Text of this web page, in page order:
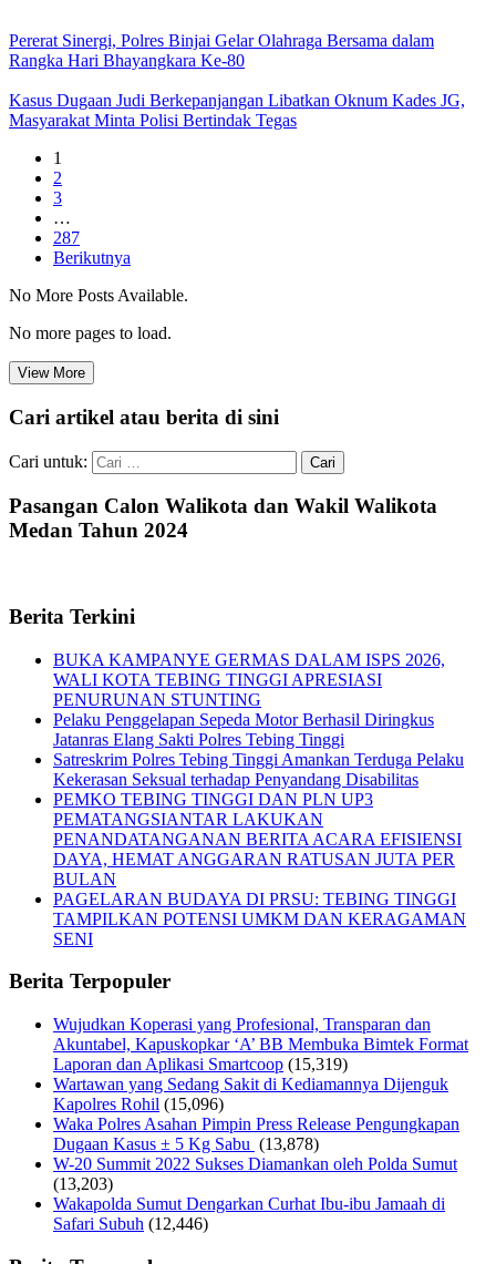
Pererat Sinergi, Polres Binjai Gelar Olahraga Bersama dalam
Rangka Hari Bhayangkara Ke-80
Kasus Dugaan Judi Berkepanjangan Libatkan Oknum Kades JG,
Masyarakat Minta Polisi Bertindak Tegas
1
2
3
…
287
Berikutnya
No More Posts Available.
No more pages to load.
View More
Cari artikel atau berita di sini
Cari untuk:
Pasangan Calon Walikota dan Wakil Walikota
Medan Tahun 2024
Berita Terkini
BUKA KAMPANYE GERMAS DALAM ISPS 2026,
WALI KOTA TEBING TINGGI APRESIASI
PENURUNAN STUNTING
Pelaku Penggelapan Sepeda Motor Berhasil Diringkus
Jatanras Elang Sakti Polres Tebing Tinggi
Satreskrim Polres Tebing Tinggi Amankan Terduga Pelaku
Kekerasan Seksual terhadap Penyandang Disabilitas
PEMKO TEBING TINGGI DAN PLN UP3
PEMATANGSIANTAR LAKUKAN
PENANDATANGANAN BERITA ACARA EFISIENSI
DAYA, HEMAT ANGGARAN RATUSAN JUTA PER
BULAN
PAGELARAN BUDAYA DI PRSU: TEBING TINGGI
TAMPILKAN POTENSI UMKM DAN KERAGAMAN
SENI
Berita Terpopuler
Wujudkan Koperasi yang Profesional, Transparan dan
Akuntabel, Kapuskopkar ‘A’ BB Membuka Bimtek Format
Laporan dan Aplikasi Smartcoop (15,319)
Wartawan yang Sedang Sakit di Kediamannya Dijenguk
Kapolres Rohil (15,096)
Waka Polres Asahan Pimpin Press Release Pengungkapan
Dugaan Kasus ± 5 Kg Sabu (13,878)
W-20 Summit 2022 Sukses Diamankan oleh Polda Sumut
(13,203)
Wakapolda Sumut Dengarkan Curhat Ibu-ibu Jamaah di
Safari Subuh (12,446)